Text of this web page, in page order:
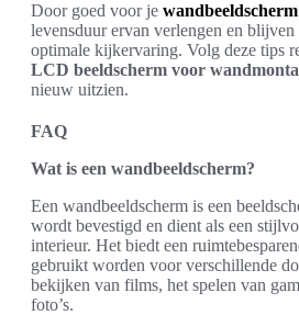
Door goed voor je wandbeeldscherm
levensduur ervan verlengen en blijven
optimale kijkervaring. Volg deze tips
LCD beeldscherm voor
nieuw uitzien.
FAQ
Wat is een wandbeeldscherm?
Een wandbeeldscherm is een
wordt bevestigd en dient als een
interieur. Het biedt een
gebruikt worden voor verschillende
bekijken van films, het spelen van
foto’s.